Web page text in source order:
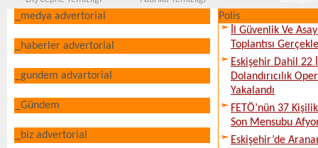
_medya advertorial
_haberler advertorial
_gundem advartorial
_Gündem
_biz advertorial
Polis
İl Güvenlik Ve
Toplantısı
Eskişehir Dahil
Dolandırıcılık
Yakalandı
FETÖ’nün 37
Son Mensubu
Eskişehir’de